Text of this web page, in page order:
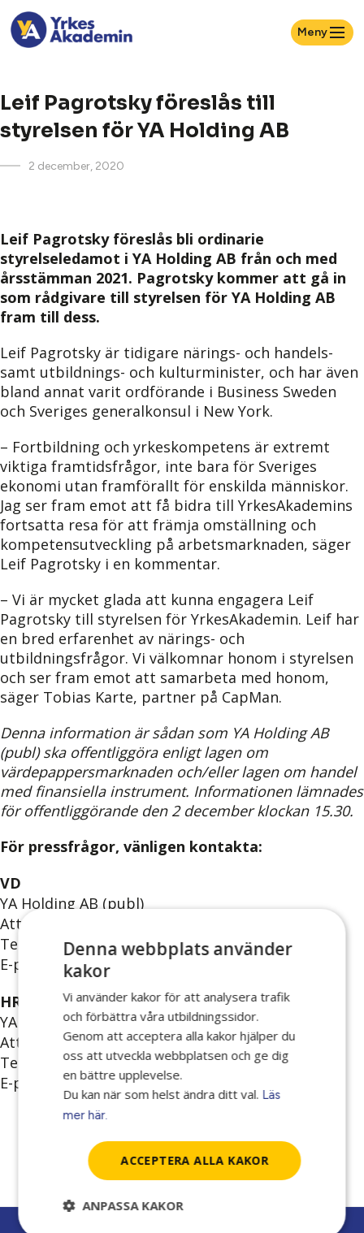
Meny
Leif Pagrotsky föreslås till
styrelsen för YA Holding AB
2 december, 2020
Leif Pagrotsky föreslås bli ordinarie
styrelseledamot i YA Holding AB från och med
årsstämman 2021. Pagrotsky kommer att gå in
som rådgivare till styrelsen för YA Holding AB
fram till dess.
Leif Pagrotsky är tidigare närings- och handels-
samt utbildnings- och kulturminister, och har även
bland annat varit ordförande i Business Sweden
och Sveriges generalkonsul i New York.
– Fortbildning och yrkeskompetens är extremt
viktiga framtidsfrågor, inte bara för Sveriges
ekonomi utan framförallt för enskilda människor.
Jag ser fram emot att få bidra till YrkesAkademins
fortsatta resa för att främja omställning och
kompetensutveckling på arbetsmarknaden, säger
Leif Pagrotsky i en kommentar.
– Vi är mycket glada att kunna engagera Leif
Pagrotsky till styrelsen för YrkesAkademin. Leif har
en bred erfarenhet av närings- och
utbildningsfrågor. Vi välkomnar honom i styrelsen
och ser fram emot att samarbeta med honom,
säger Tobias Karte, partner på CapMan.
Denna information är sådan som YA Holding AB
(publ) ska offentliggöra enligt lagen om
värdepappersmarknaden och/eller lagen om handel
med finansiella instrument. Informationen lämnades
för offentliggörande den 2 december klockan 15.30.
För pressfrågor, vänligen kontakta:
VD
YA Holding AB (publ)
Att. Martin Modig
Tel.nr: 46 (0) 72 369 66 80
E-post:
martin.modig@ya.se
HR- och kommunikationschef
YA Holding AB (publ)
Att. Richard Bengtsson
Tel.nr: 46 (0) 70 236 51 16
E-post:
richard.bengtsson@ya.se
2 december, 2020
Denna webbplats använder
kakor
Vi använder kakor för att analysera trafik
och förbättra våra utbildningssidor.
Genom att acceptera alla kakor hjälper du
oss att utveckla webbplatsen och ge dig
en bättre upplevelse.
Du kan när som helst ändra ditt val. Läs
mer här.
ACCEPTERA ALLA KAKOR
ANPASSA KAKOR